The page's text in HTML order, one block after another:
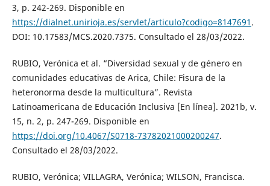
3, p. 242-269. Disponible en
https://dialnet.unirioja.es/servlet/articulo?codigo=8147691 .
DOI: 10.17583/MCS.2020.7375. Consultado el 28/03/2022.
RUBIO, Verónica et al. “Diversidad sexual y de género en
comunidades educativas de Arica, Chile: Fisura de la
heteronorma desde la multicultura”. Revista
Latinoamericana de Educación Inclusiva [En línea]. 2021b, v.
15, n. 2, p. 247-269. Disponible en
https://doi.org/10.4067/S0718-73782021000200247.
Consultado el 28/03/2022.
RUBIO, Verónica; VILLAGRA, Verónica; WILSON, Francisca.